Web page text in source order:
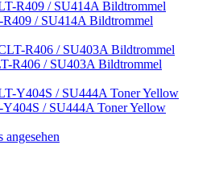
/ SU414A Bildtrommel
R406 / SU403A Bildtrommel
/ SU444A Toner Yellow
angesehen